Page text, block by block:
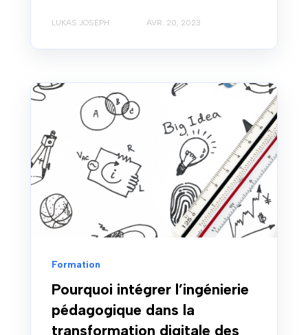
LUKAS JOSEPH AVR. 20, 2023
Formation
Pourquoi intégrer l’ingénierie
pédagogique dans la
transformation digitale des